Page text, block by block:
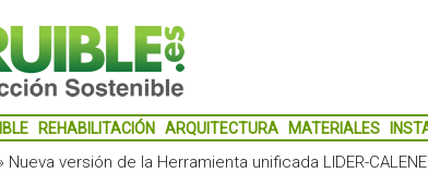
REHABILITACIÓN ARQUITECTURA MATERIALES
Nueva versión de la Herramienta unificada LIDER-